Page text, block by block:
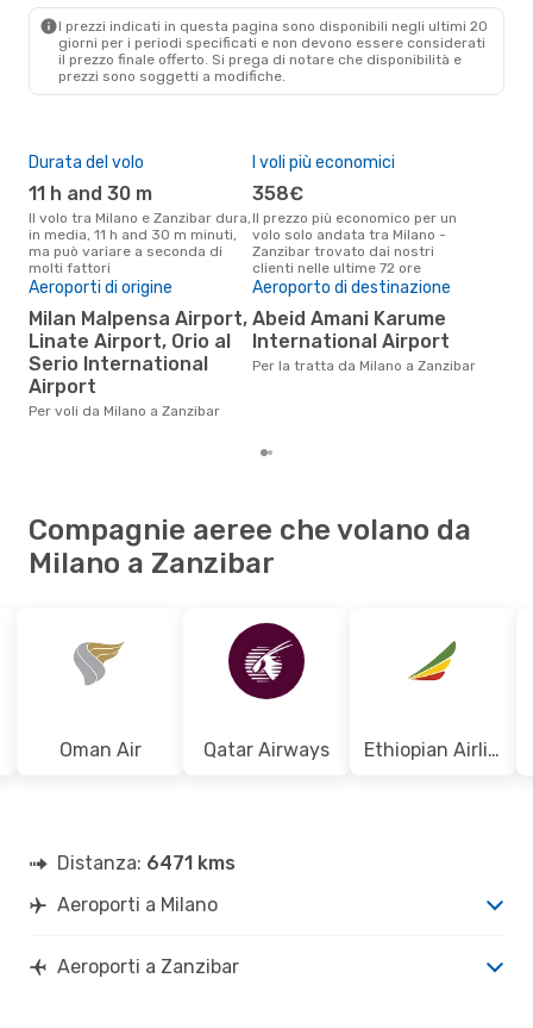
I prezzi indicati in questa pagina sono disponibili negli ultimi 20
giorni per i periodi specificati e non devono essere considerati
il ​​prezzo finale offerto. Si prega di notare che disponibilità e
prezzi sono soggetti a modifiche.
Durata del volo
11 h and 30 m
Il volo tra Milano e Zanzibar dura,
in media, 11 h and 30 m minuti,
ma può variare a seconda di
molti fattori
I voli più economici
358€
Il prezzo più economico per un
volo solo andata tra Milano -
Zanzibar trovato dai nostri
clienti nelle ultime 72 ore
Aeroporti di origine
Milan Malpensa Airport,
Linate Airport, Orio al
Serio International
Airport
Per voli da Milano a Zanzibar
Aeroporto di destinazione
Abeid Amani Karume
International Airport
Per la tratta da Milano a Zanzibar
Compagnie aeree che volano da
Milano a Zanzibar
Oman Air Qatar Airways Ethiopian Airlines
Distanza: 6471 kms
Aeroporti a Milano
Aeroporti a Zanzibar